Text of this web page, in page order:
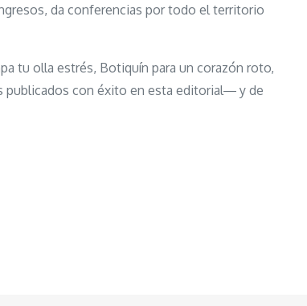
da conferencias por todo el territorio
tu olla estrés, Botiquín para un corazón roto,
con éxito en esta editorial― y de